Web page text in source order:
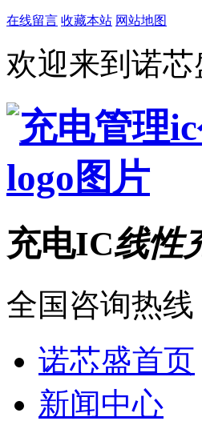
在线留言 收藏本站 网站地图
欢迎来到诺
充电IC线性
全国咨询热线
诺芯盛首页
新闻中心